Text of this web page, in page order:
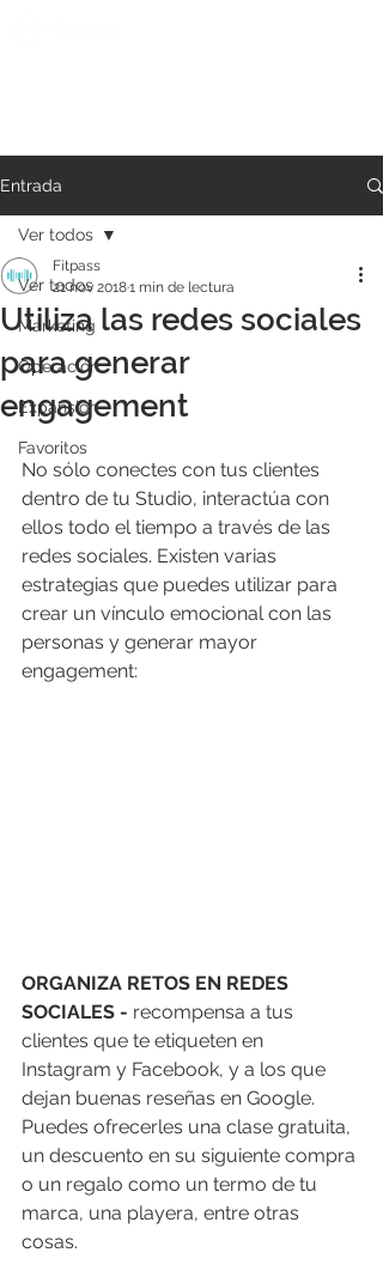
Entrada
Ver todos
Marketing
Operación
Expansión
Favoritos
Ver todos
Utiliza las redes sociales
para generar
engagement
Fitpass
21 nov 20181 min de lectura
No sólo conectes con tus clientes
dentro de tu Studio, interactúa con
ellos todo el tiempo a través de las
redes sociales. Existen varias
estrategias que puedes utilizar para
crear un vínculo emocional con las
personas y generar mayor
engagement:
ORGANIZA RETOS EN REDES
SOCIALES - recompensa a tus
clientes que te etiqueten en
Instagram y Facebook, y a los que
dejan buenas reseñas en Google.
Puedes ofrecerles una clase gratuita,
un descuento en su siguiente compra
o un regalo como un termo de tu
marca, una playera, entre otras
cosas.